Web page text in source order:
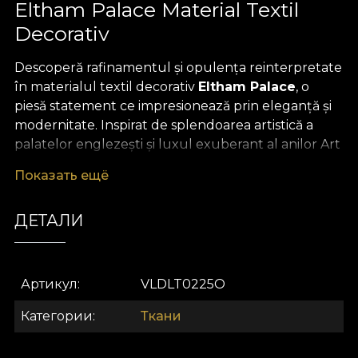
Eltham Palace Material Textil
Decorativ
Descoperă rafinamentul și opulența reinterpretate
în materialul textil decorativ Eltham Palace, o
piesă statement ce impresionează prin eleganță și
modernitate. Inspirat de splendoarea artistică a
palatelor englezești și luxul exuberant al anilor Art
plan un design geometric, abstract, cu linii curate și
negru profund și verde intens creează o atmosferă
deosebită, plină de dinamism, perfectă pentru
stil inconfundabil.
Versatilitatea acestui material textil decorativ îți
permite să transformi orice încăpere într-un spațiu
Показать ещё
ДЕТАЛИ
Артикул VLDLT0225O
Категории Ткани